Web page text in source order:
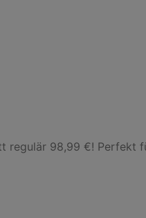
regulär 98,99 €! Perfekt